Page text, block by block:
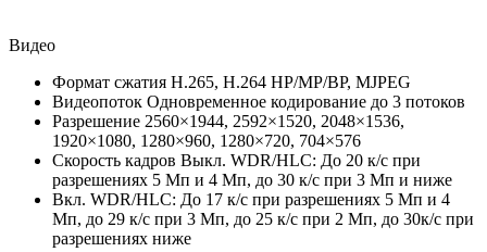
Видео
Формат сжатия H.265, H.264 HP/MP/BP, MJPEG
Видеопоток Одновременное кодирование до 3 потоков
Разрешение 2560×1944, 2592×1520, 2048×1536,
1920×1080, 1280×960, 1280×720, 704×576
Скорость кадров Выкл. WDR/HLC: До 20 к/с при
разрешениях 5 Мп и 4 Мп, до 30 к/с при 3 Мп и ниже
Вкл. WDR/HLC: До 17 к/с при разрешениях 5 Мп и 4
Мп, до 29 к/с при 3 Мп, до 25 к/с при 2 Мп, до 30к/с при
разрешениях ниже